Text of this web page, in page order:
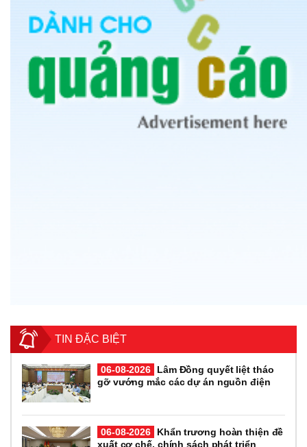
TIN ĐẶC BIỆT
06-08-2026
Lâm Đồng quyết liệt tháo
gỡ vướng mắc các dự án nguồn điện
06-08-2026
Khẩn trương hoàn thiện đề
xuất cơ chế, chính sách phát triển